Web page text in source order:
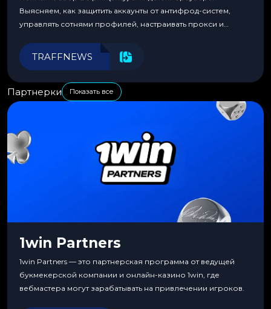
Выясняем, как защитить аккаунты от антифрод-систем,
управлять сотнями профилей, настраивать прокси и
эффективности.
TRAFFNEWS
Партнерки Показать все
1win Partners
1win Partners — это партнерская программа от ведущей
букмекерской компании и онлайн-казино 1win, где
вебмастера могут зарабатывать на привлечении игроков.